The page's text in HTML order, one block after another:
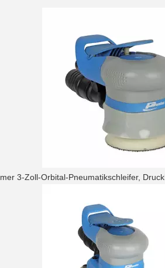
3-Zoll-Orbital-Pneumatikschleifer,